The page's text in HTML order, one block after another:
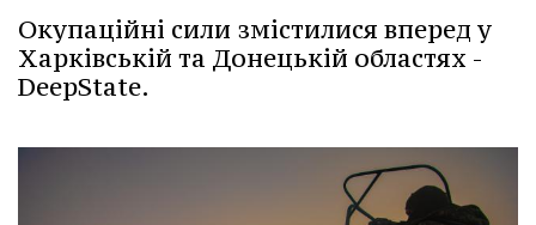
Окупаційні сили змістилися вперед у
Харківській та Донецькій областях -
DeepState.